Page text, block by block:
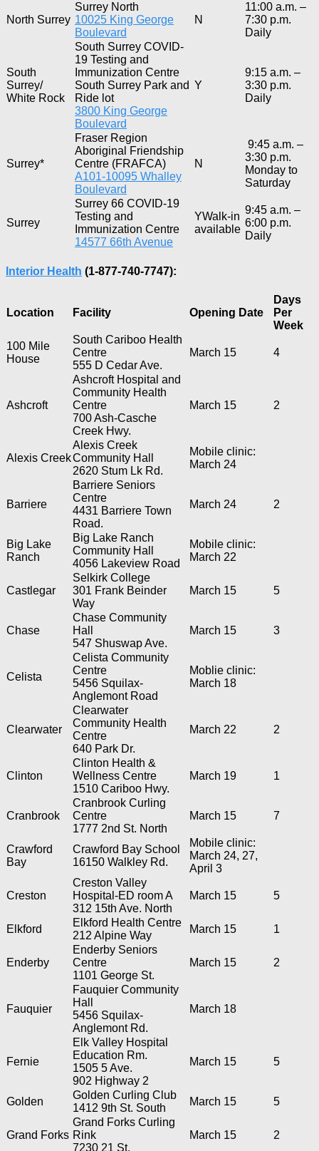
North Surrey
Surrey North
10025 King George
Boulevard
N
11:00 a.m. –
7:30 p.m.
Daily
South
Surrey/
White Rock
South Surrey COVID-
19 Testing and
Immunization Centre
South Surrey Park and
Ride lot
3800 King George
Boulevard
Y
9:15 a.m. –
3:30 p.m.
Daily
Surrey*
Fraser Region
Aboriginal Friendship
Centre (FRAFCA)
A101-10095 Whalley
Boulevard
N
9:45 a.m. –
3:30 p.m.
Monday to
Saturday
Surrey
Surrey 66 COVID-19
Testing and
Immunization Centre
14577 66th Avenue
YWalk-in
available
9:45 a.m. –
6:00 p.m.
Daily
Interior Health (1-877-740-7747):
Location Facility Opening Date
Days
Per
Week
100 Mile
House
South Cariboo Health
Centre
555 D Cedar Ave.
March 15 4
Ashcroft
Ashcroft Hospital and
Community Health
Centre
700 Ash-Casche
Creek Hwy.
March 15 2
Alexis Creek
Alexis Creek
Community Hall
2620 Stum Lk Rd.
Mobile clinic:
March 24
Barriere
Barriere Seniors
Centre
4431 Barriere Town
Road.
March 24 2
Big Lake
Ranch
Big Lake Ranch
Community Hall
4056 Lakeview Road
Mobile clinic:
March 22
Castlegar
Selkirk College
301 Frank Beinder
Way
March 15 5
Chase
Chase Community
Hall
547 Shuswap Ave.
March 15 3
Celista
Celista Community
Centre
5456 Squilax-
Anglemont Road
Moblie clinic:
March 18
Clearwater
Clearwater
Community Health
Centre
640 Park Dr.
March 22 2
Clinton
Clinton Health &
Wellness Centre
1510 Cariboo Hwy.
March 19 1
Cranbrook
Cranbrook Curling
Centre
1777 2nd St. North
March 15 7
Crawford
Bay
Crawford Bay School
16150 Walkley Rd.
Mobile clinic:
March 24, 27,
April 3
Creston
Creston Valley
Hospital-ED room A
312 15th Ave. North
March 15 5
Elkford
Elkford Health Centre
212 Alpine Way
March 15 1
Enderby
Enderby Seniors
Centre
1101 George St.
March 15 2
Fauquier
Fauquier Community
Hall
5456 Squilax-
Anglemont Rd.
March 18
Fernie
Elk Valley Hospital
Education Rm.
1505 5 Ave.
902 Highway 2
March 15 5
Golden
Golden Curling Club
1412 9th St. South
March 15 5
Grand Forks
Grand Forks Curling
Rink
7230 21 St.
March 15 2